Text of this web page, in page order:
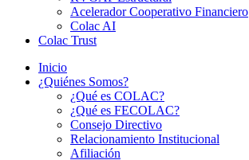
Acelerador Cooperativo Financiero
Colac AI
Colac Trust
Inicio
¿Quiénes Somos?
¿Qué es COLAC?
¿Qué es FECOLAC?
Consejo Directivo
Relacionamiento Institucional
Afiliación